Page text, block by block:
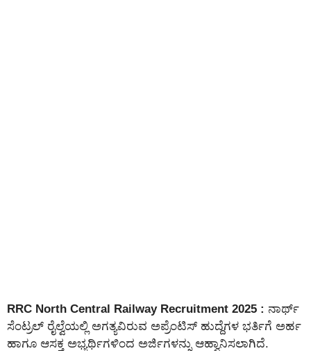
RRC North Central Railway Recruitment 2025 : ನಾರ್ಥ್
ಸೆಂಟ್ರಲ್ ರೈಲ್ವೆಯಲ್ಲಿ ಅಗತ್ಯವಿರುವ ಅಪ್ರೆಂಟಿಸ್ ಹುದ್ದೆಗಳ ಭರ್ತಿಗೆ ಅರ್ಹ
ಹಾಗೂ ಆಸಕ್ತ ಅಭ್ಯರ್ಥಿಗಳಿಂದ ಅರ್ಜಿಗಳನ್ನು ಆಹ್ವಾನಿಸಲಾಗಿದೆ.